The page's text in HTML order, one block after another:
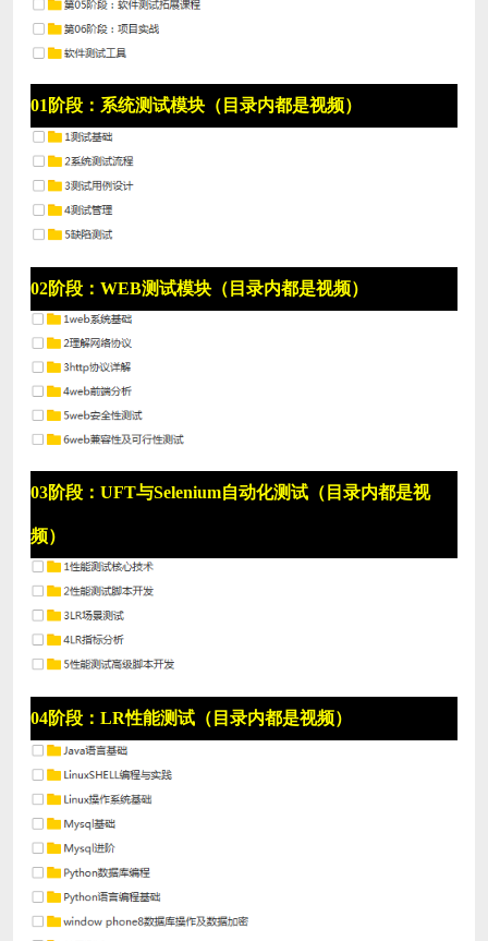
01阶段：系统测试模块（目录内都是视频）
02阶段：WEB测试模块（目录内都是视频）
03阶段：UFT与Selenium自动化测试（目录内都是视
频）
04阶段：LR性能测试（目录内都是视频）